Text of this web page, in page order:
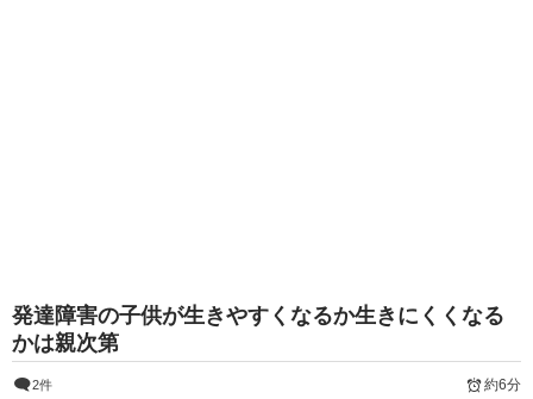
発達障害の子供が生きやすくなるか生きにくくなる
かは親次第
2件 約6分